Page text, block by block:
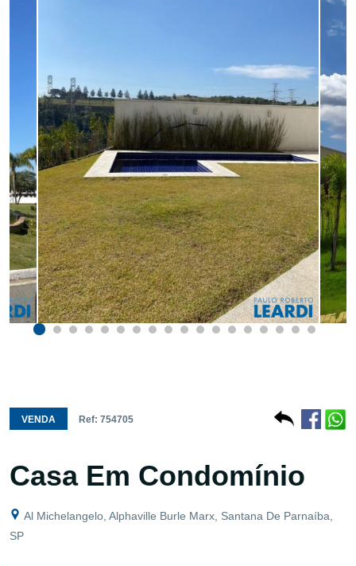
VENDA Ref: 754705
Casa Em Condomínio
Al Michelangelo, Alphaville Burle Marx, Santana De Parnaíba,
SP